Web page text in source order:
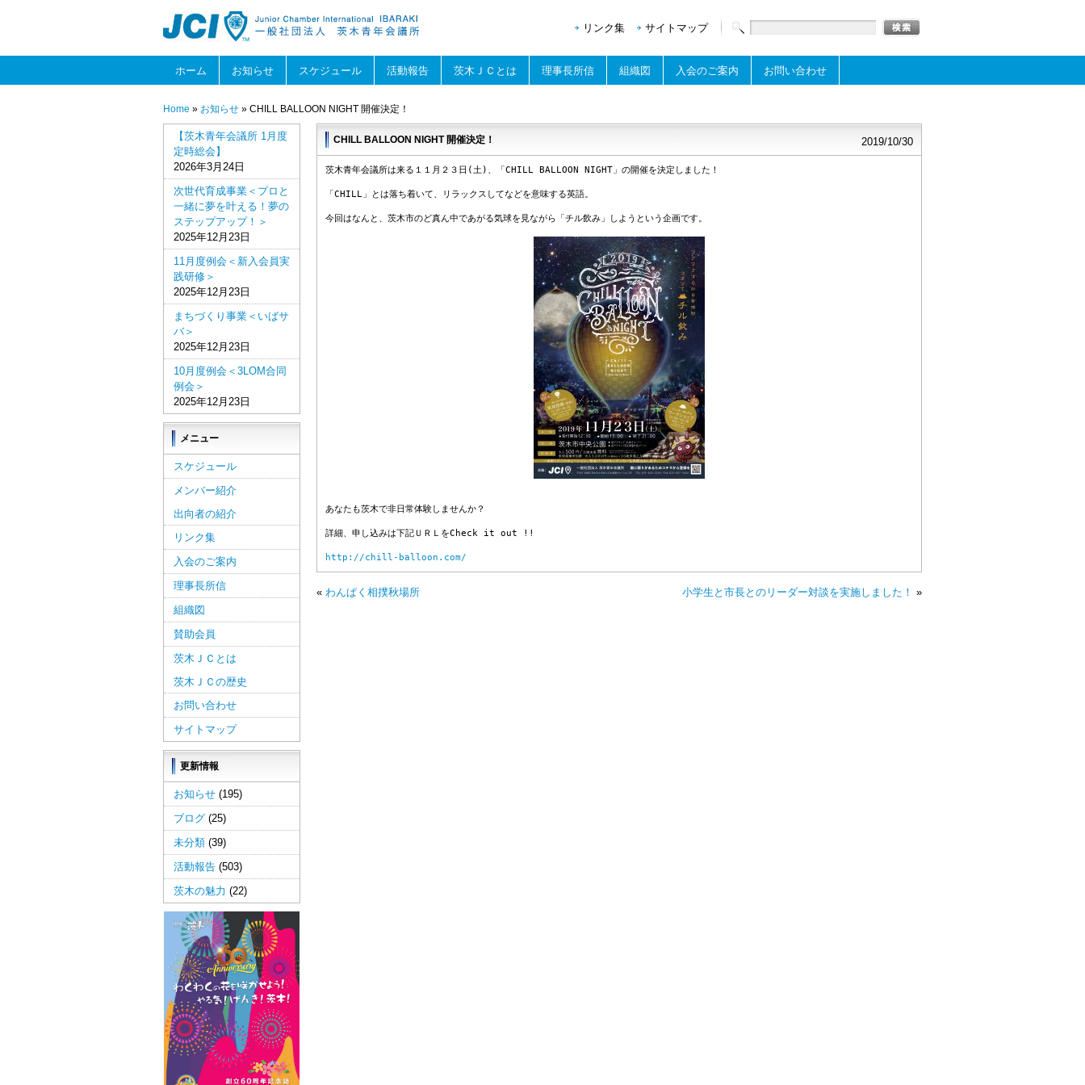
ホーム お知らせ スケジュール 活動報告 茨木ＪＣとは 理事長所信 組織図 入会のご案内 お問い合わせ
リンク集 サイトマップ
Home » お知らせ » CHILL BALLOON NIGHT 開催決定！
CHILL BALLOON NIGHT 開催決定！ 2019/10/30
茨木青年会議所は来る１１月２３日(土)、「CHILL BALLOON NIGHT」の開催を決定しました！
「CHILL」とは落ち着いて、リラックスしてなどを意味する英語。
今回はなんと、茨木市のど真ん中であがる気球を見ながら「チル飲み」しようという企画です。
あなたも茨木で非日常体験しませんか？
詳細、申し込みは下記ＵＲＬをCheck it out !!
http://chill-balloon.com/
« わんぱく相撲秋場所 小学生と市長とのリーダー対談を実施しました！ »
【茨木青年会議所 1月度
定時総会】
2026年3月24日
次世代育成事業＜プロと
一緒に夢を叶える！夢の
ステップアップ！＞
2025年12月23日
11月度例会＜新入会員実
践研修＞
2025年12月23日
まちづくり事業＜いばサ
バ＞
2025年12月23日
10月度例会＜3LOM合同
例会＞
2025年12月23日
メニュー
スケジュール
メンバー紹介
出向者の紹介
リンク集
入会のご案内
理事長所信
組織図
賛助会員
茨木ＪＣとは
茨木ＪＣの歴史
お問い合わせ
サイトマップ
更新情報
お知らせ (195)
ブログ (25)
未分類 (39)
活動報告 (503)
茨木の魅力 (22)